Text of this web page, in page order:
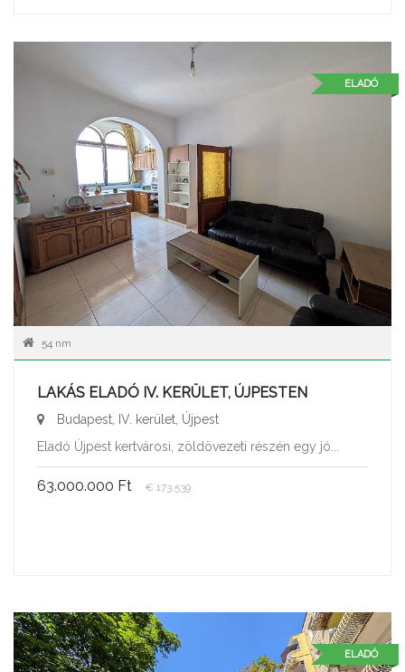
ELADÓ
54 nm
LAKÁS ELADÓ IV. KERÜLET, ÚJPESTEN
Budapest, IV. kerület, Újpest
Eladó Újpest kertvárosi, zöldövezeti részén egy jó...
63.000.000 Ft € 173.539
ELADÓ